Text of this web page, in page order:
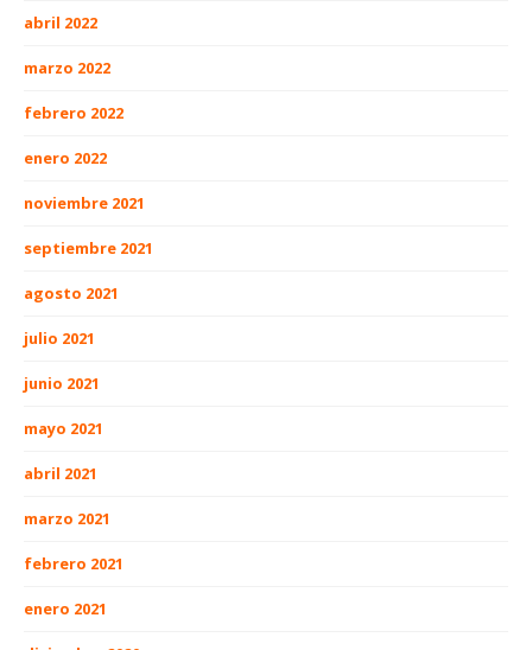
abril 2022
marzo 2022
febrero 2022
enero 2022
noviembre 2021
septiembre 2021
agosto 2021
julio 2021
junio 2021
mayo 2021
abril 2021
marzo 2021
febrero 2021
enero 2021